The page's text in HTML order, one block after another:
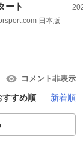
ート
日本版
コメント非表示
すすめ順 新着順